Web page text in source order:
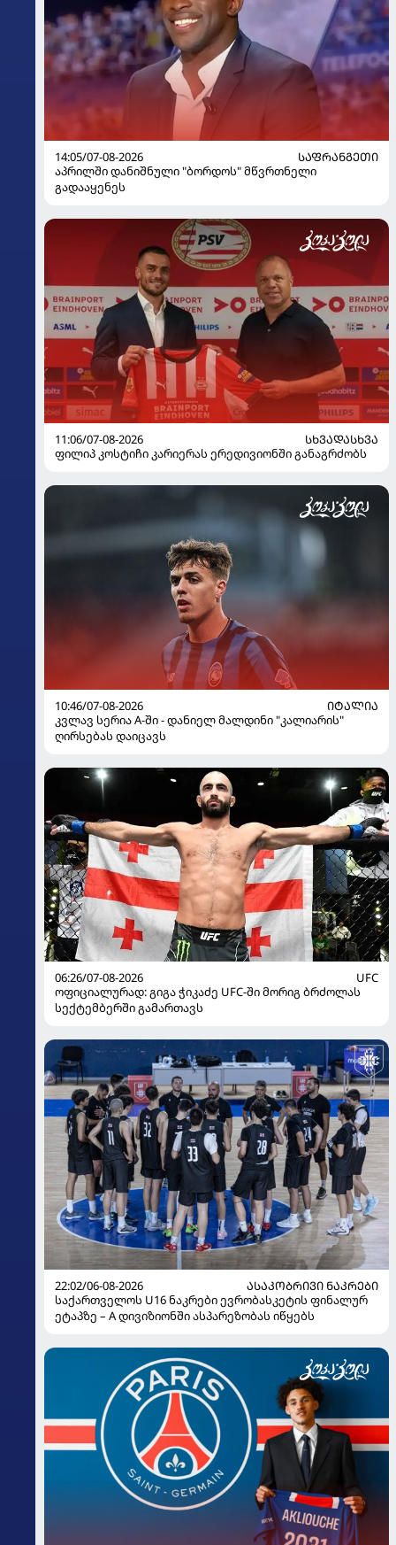
14:05/07-08-2026
ᲡᲐᲤᲠᲐᲜᲒᲔᲗᲘ
აპრილში დანიშნული "ბორდოს" მწვრთნელი
გადააყენეს
11:06/07-08-2026
ᲡᲮᲕᲐᲓᲐᲡᲮᲕᲐ
ფილიპ კოსტიჩი კარიერას ერედივიონში განაგრძობს
10:46/07-08-2026
ᲘᲢᲐᲚᲘᲐ
კვლავ სერია A-ში - დანიელ მალდინი "კალიარის"
ღირსებას დაიცავს
06:26/07-08-2026
UFC
ოფიციალურად: გიგა ჭიკაძე UFC-ში მორიგ ბრძოლას
სექტემბერში გამართავს
22:02/06-08-2026
ᲐᲡᲐᲙᲝᲑᲠᲘᲕᲘ ᲜᲐᲙᲠᲔᲑᲘ
საქართველოს U16 ნაკრები ევრობასკეტის ფინალურ
ეტაპზე – A დივიზიონში ასპარეზობას იწყებს